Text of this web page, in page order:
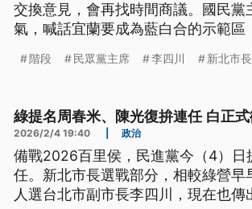
交換意見，會再找時間商議。國民
氣，喊話宜蘭要成為藍白合的示範
階段 民眾黨主席 李四川 新北市
綠提名周春米、陳光復拚連任 白正
2026/2/4 19:40 政治
備戰2026百里侯，民進黨今（4）
任。新北市長選戰部分，相較綠營
人選台北市副市長李四川，現在也